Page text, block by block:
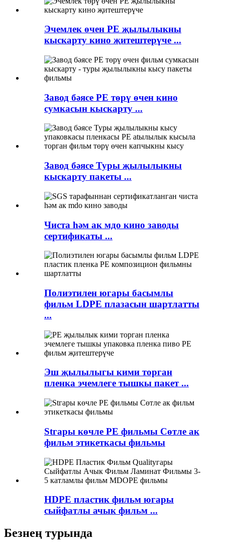
Эчемлек өчен PE җылылыкны
кыскарту кино җитештерүче ...
Завод бәясе PE төрү өчен кино
сумкасын кыскарту ...
Завод бәясе Туры җылылыкны
кыскарту пакеты ...
Чиста һәм ак мдо кино заводы
сертификаты ...
Полиэтилен югары басымлы
фильм LDPE плазасын шартлатты
...
Эш җылылыгы кими торган
пленка эчемлеге тышкы пакет ...
Stгары көчле PE фильмы Сөтле ак
фильм этикеткасы фильмы
HDPE пластик фильм югары
сыйфатлы ачык фильм ...
Безнең турында